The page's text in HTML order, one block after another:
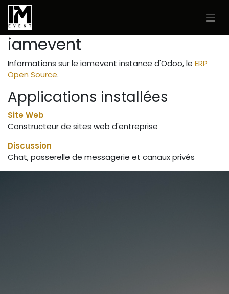
Se rendre au contenu
iamevent
Informations sur le iamevent instance d'Odoo, le ERP
Open Source.
Applications installées
Site Web
Constructeur de sites web d'entreprise
Discussion
Chat, passerelle de messagerie et canaux privés